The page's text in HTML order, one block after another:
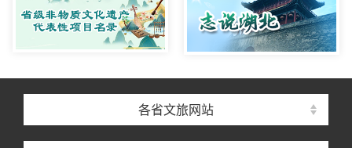
各省文旅网站